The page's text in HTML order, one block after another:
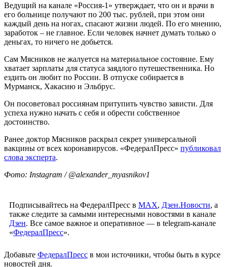
Ведущий на канале «Россия-1» утверждает, что он и врачи в
его больнице получают по 200 тыс. рублей, при этом они
каждый день на ногах, спасают жизни людей. По его мнению,
заработок – не главное. Если человек начнет думать только о
деньгах, то ничего не добьется.
Сам Мясников не жалуется на материальное состояние. Ему
хватает зарплаты для статуса заядлого путешественника. Но
ездить он любит по России. В отпуске собирается в
Мурманск, Хакасию и Эльбрус.
Он посоветовал россиянам притупить чувство зависти. Для
успеха нужно начать с себя и обрести собственное
достоинство.
Ранее доктор Мясников раскрыл секрет универсальной
вакцины от всех коронавирусов. «ФедералПресс» публиковал
слова эксперта.
Фото: Instagram / @alexander_myasnikov1
Подписывайтесь на ФедералПресс в МАХ, Дзен.Новости, а
также следите за самыми интересными новостями в канале
Дзен. Все самое важное и оперативное — в telegram-канале
«ФедералПресс».
Добавьте ФедералПресс в мои источники, чтобы быть в курсе
новостей дня.